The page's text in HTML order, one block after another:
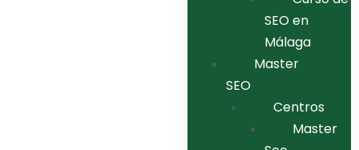
SEO en
Málaga
Master
SEO
Centros
Master